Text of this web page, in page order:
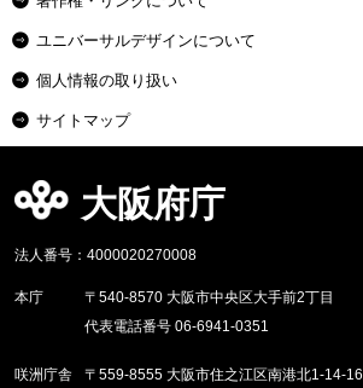
ユニバーサルデザインについて
個人情報の取り扱い
サイトマップ
大阪府庁
法人番号：4000020270008
本庁
〒540-8570 大阪市中央区大手前2丁目
代表電話番号 06-6941-0351
咲洲庁舎 〒559-8555 大阪市住之江区南港北1-14-16